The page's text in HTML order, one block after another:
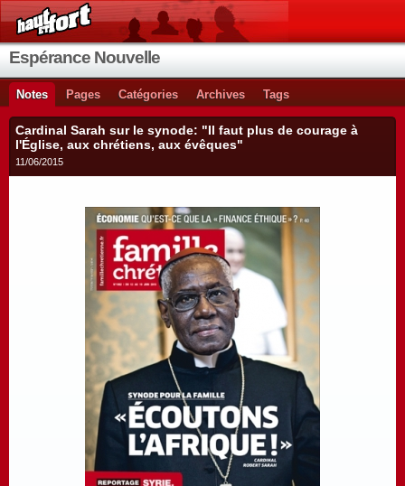
Espérance Nouvelle
Notes Pages Catégories Archives Tags
Cardinal Sarah sur le synode: "Il faut plus de courage à
l'Église, aux chrétiens, aux évêques"
11/06/2015